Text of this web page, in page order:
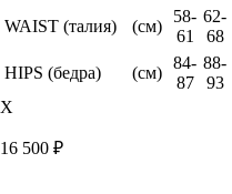
WAIST (талия) (см)
58-
61
62-
68
HIPS (бедра)
(см)
84-
87
88-
93
X
16 500 ₽